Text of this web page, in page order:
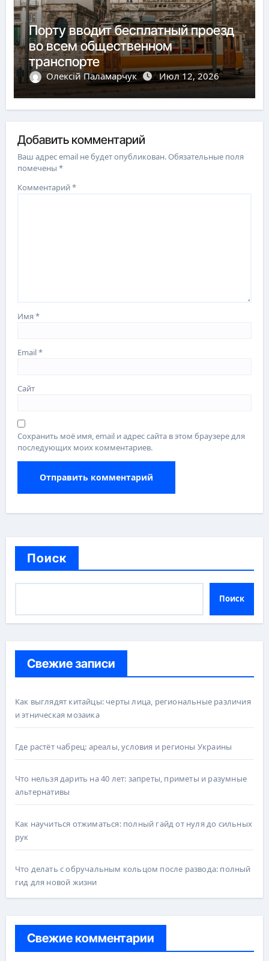
Порту вводит бесплатный проезд
во всем общественном
транспорте
Олексій Паламарчук Июл 12, 2026
Добавить комментарий
Ваш адрес email не будет опубликован.Обязательные поля
помечены*
Комментарий*
Имя*
Email*
Сайт
Сохранить моё имя, email и адрес сайта в этом браузере для
последующих моих комментариев.
Поиск
Поиск
Свежие записи
Как выглядят китайцы: черты лица, региональные различия
и этническая мозаика
Где растёт чабрец: ареалы, условия и регионы Украины
Что нельзя дарить на 40 лет: запреты, приметы и разумные
альтернативы
Как научиться отжиматься: полный гайд от нуля до сильных
рук
Что делать с обручальным кольцом после развода: полный
гид для новой жизни
Свежие комментарии